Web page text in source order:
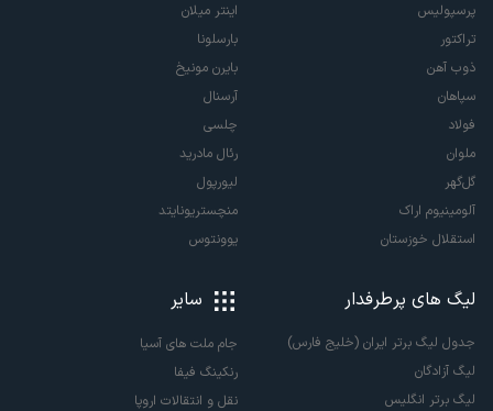
پرسپولیس
تراکتور
ذوب آهن
سپاهان
فولاد
ملوان
گل‌گهر
آلومینیوم اراک
استقلال خوزستان
اینتر میلان
بارسلونا
بایرن مونیخ
آرسنال
چلسی
رئال مادرید
لیورپول
منچستریونایتد
یوونتوس
لیگ های پرطرفدار
جدول لیگ برتر ایران (خلیج فارس)
لیگ آزادگان
لیگ برتر انگلیس
سایر
جام ملت های آسیا
رنکینگ فیفا
نقل و انتقالات اروپا